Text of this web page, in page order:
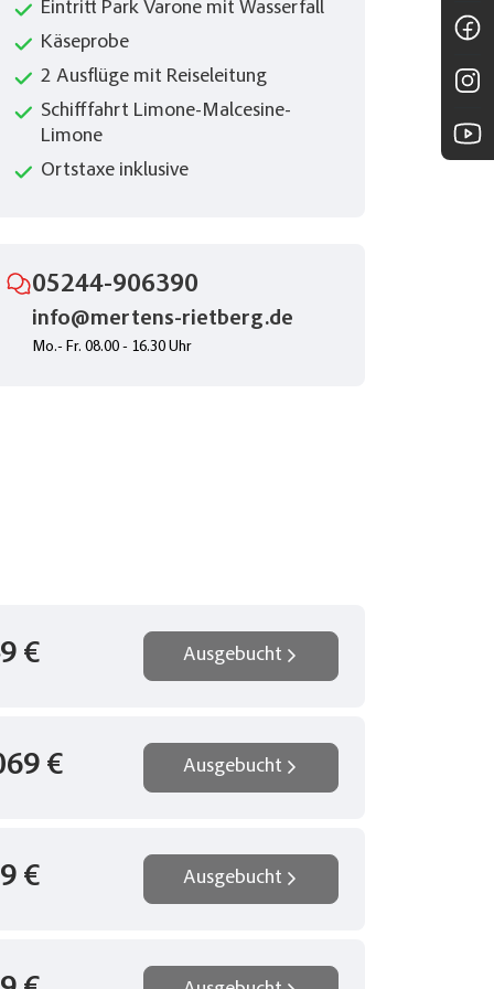
Eintritt Park Varone mit Wasserfall
Käseprobe
2 Ausflüge mit Reiseleitung
Schifffahrt Limone-Malcesine-
Limone
Ortstaxe inklusive
05244-906390
info@mertens-rietberg.de
Mo.- Fr. 08.00 - 16.30 Uhr
€ Ausgebucht
€ Ausgebucht
€ Ausgebucht